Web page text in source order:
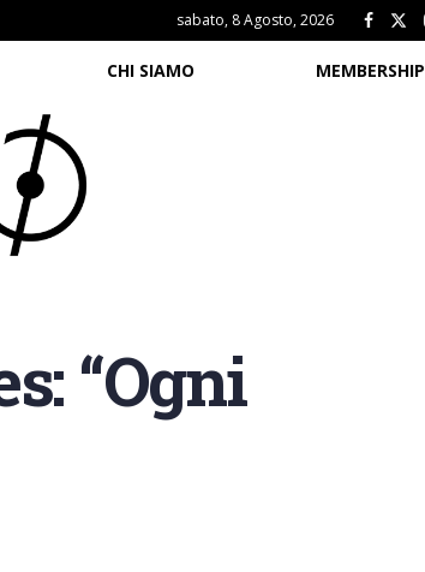
sabato, 8 Agosto, 2026
CHI SIAMO MEMBERSHIP
“Ogni